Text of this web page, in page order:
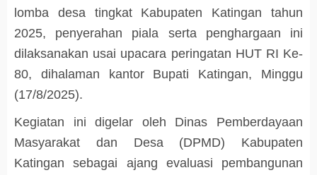
lomba desa tingkat Kabupaten Katingan tahun
2025, penyerahan piala serta penghargaan ini
dilaksanakan usai upacara peringatan HUT RI Ke-
80, dihalaman kantor Bupati Katingan, Minggu
(17/8/2025).
Kegiatan ini digelar oleh Dinas Pemberdayaan
Masyarakat dan Desa (DPMD) Kabupaten
Katingan sebagai ajang evaluasi pembangunan